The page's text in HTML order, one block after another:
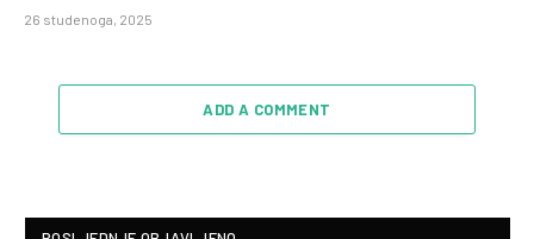
26 studenoga, 2025
ADD A COMMENT